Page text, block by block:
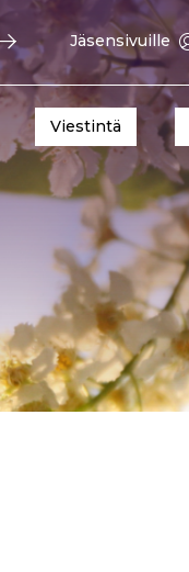
Jäsensivuille
Viestintä